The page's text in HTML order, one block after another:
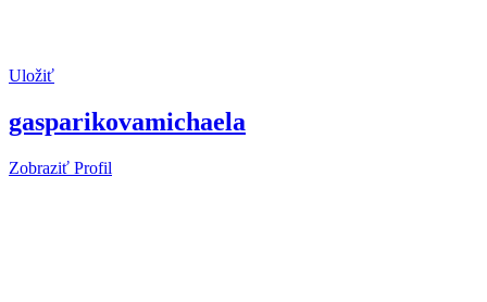
Uložiť
gasparikovamichaela
Zobraziť Profil